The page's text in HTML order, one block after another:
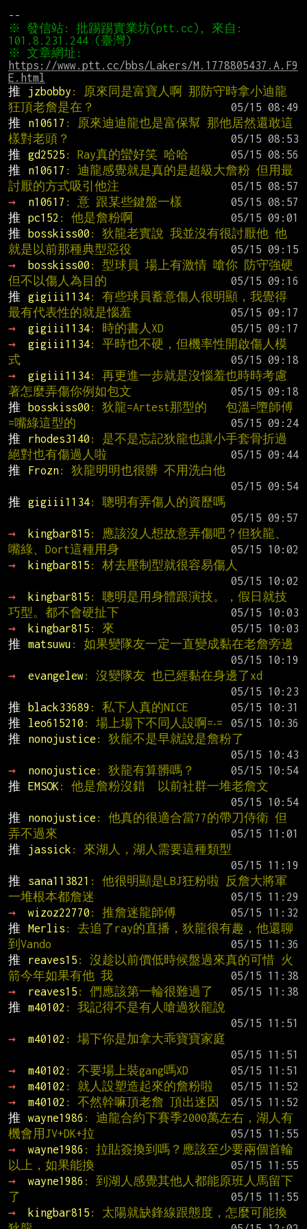
※ 發信站: 批踢踢實業坊(ptt.cc), 來自:
https://www.ptt.cc/bbs/Lakers/M.1778805437.A.F9
E.html
推
jzbobby : 原來同是富寶人啊 那防守時拿小迪龍
狂頂老詹是在？
推
n10617 : 原來迪迪龍也是富保幫 那他居然還敢這
樣對老頭？
推
gd2525 : Ray真的蠻好笑 哈哈
推
n10617 : 迪龍感覺就是真的是超級大詹粉 但用最
討厭的方式吸引他注
→
n10617 : 意 跟某些鍵盤一樣
推
pc152 : 他是詹粉啊
推
bosskiss00 : 狄龍老實說 我並沒有很討厭他 他
就是以前那種典型惡役
→
bosskiss00 : 型球員 場上有激情 嗆你 防守強硬
但不以傷人為目的
推
gigiii1134: 有些球員蓄意傷人很明顯，我覺得
最有代表性的就是惱羞
→
gigiii1134: 時的書人XD
→
gigiii1134: 平時也不硬，但機率性開啟傷人模
式
→
gigiii1134: 再更進一步就是沒惱羞也時時考慮
著怎麼弄傷你例如包文
推
bosskiss00 : 狄龍=Artest那型的   包溫=墮師傅
=嘴綠這型的
推
rhodes3140 : 是不是忘記狄龍也讓小手套骨折過
絕對也有傷過人啦
推
Frozn: 狄龍明明也很髒 不用洗白他
推
gigiii1134: 聰明有弄傷人的資歷嗎
→
kingbar815 : 應該沒人想故意弄傷吧？但狄龍、
嘴綠、Dort這種用身
→
kingbar815 : 材去壓制型就很容易傷人
→
kingbar815 : 聰明是用身體跟演技。，假日就技
巧型。都不會硬扯下
→
kingbar815 : 來
推
matsuwu : 如果變隊友一定一直變成黏在老詹旁邊
→
evangelew: 沒變隊友 也已經黏在身邊了xd
推
black33689 : 私下人真的NICE
推
leo615210 : 場上場下不同人設啊=‧=
推
nonojustice : 狄龍不是早就說是詹粉了
→
nonojustice : 狄龍有算髒嗎？
推
EMSOK : 他是詹粉沒錯  以前社群一堆老詹文
推
nonojustice : 他真的很適合當77的帶刀侍衛 但
弄不過來
推
jassick : 來湖人，湖人需要這種類型
推
sana113821 : 他很明顯是LBJ狂粉啦 反詹大將軍
一堆根本都詹迷
→
wizoz22770 : 推詹迷龍師傅
推
Merlis : 去追了ray的直播，狄龍很有趣，他還聊
到Vando
推
reaves15 : 沒趁以前價低時候盤過來真的可惜 火
箭今年如果有他 我
→
reaves15 : 們應該第一輪很難過了
推
m40102 : 我記得不是有人嗆過狄龍說
→
m40102 : 場下你是加拿大乖寶寶家庭
→
m40102 : 不要場上裝gang嗎XD
→
m40102 : 就人設塑造起來的詹粉啦
→
m40102 : 不然幹嘛頂老詹 頂出迷因
推
wayne1986 : 迪龍合約下賽季2000萬左右，湖人有
機會用JV+DK+拉
→
wayne1986 : 拉貼簽換到嗎？應該至少要兩個首輪
以上，如果能換
→
wayne1986 : 到湖人感覺其他人都能原班人馬留下
了
→
kingbar815 : 太陽就缺鋒線跟態度，怎麼可能換